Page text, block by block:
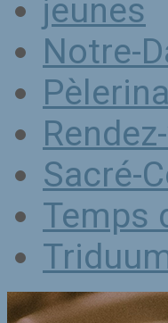
jeunes
Notre-
Sacré-
Temps